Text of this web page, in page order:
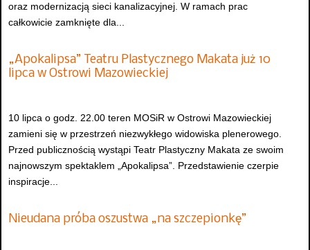
oraz modernizacją sieci kanalizacyjnej. W ramach prac
całkowicie zamknięte dla...
„Apokalipsa” Teatru Plastycznego Makata już 10
lipca w Ostrowi Mazowieckiej
10 lipca o godz. 22.00 teren MOSiR w Ostrowi Mazowieckiej
zamieni się w przestrzeń niezwykłego widowiska plenerowego.
Przed publicznością wystąpi Teatr Plastyczny Makata ze swoim
najnowszym spektaklem „Apokalipsa”. Przedstawienie czerpie
inspiracje...
Nieudana próba oszustwa „na szczepionkę”